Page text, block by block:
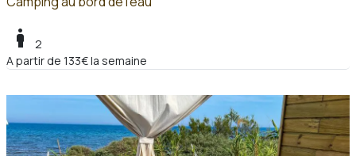
boy
2
A partir de 133€ la semaine